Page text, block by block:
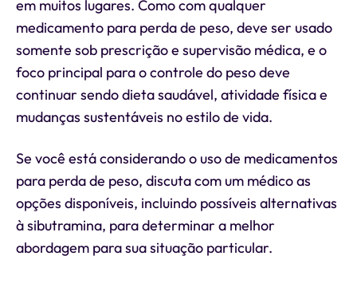
em muitos lugares. Como com qualquer
medicamento para perda de peso, deve ser usado
somente sob prescrição e supervisão médica, e o
foco principal para o controle do peso deve
continuar sendo dieta saudável, atividade física e
mudanças sustentáveis no estilo de vida.
Se você está considerando o uso de medicamentos
para perda de peso, discuta com um médico as
opções disponíveis, incluindo possíveis alternativas
à sibutramina, para determinar a melhor
abordagem para sua situação particular.